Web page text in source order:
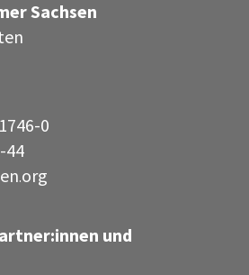
Sachsen
0
44
·org
und